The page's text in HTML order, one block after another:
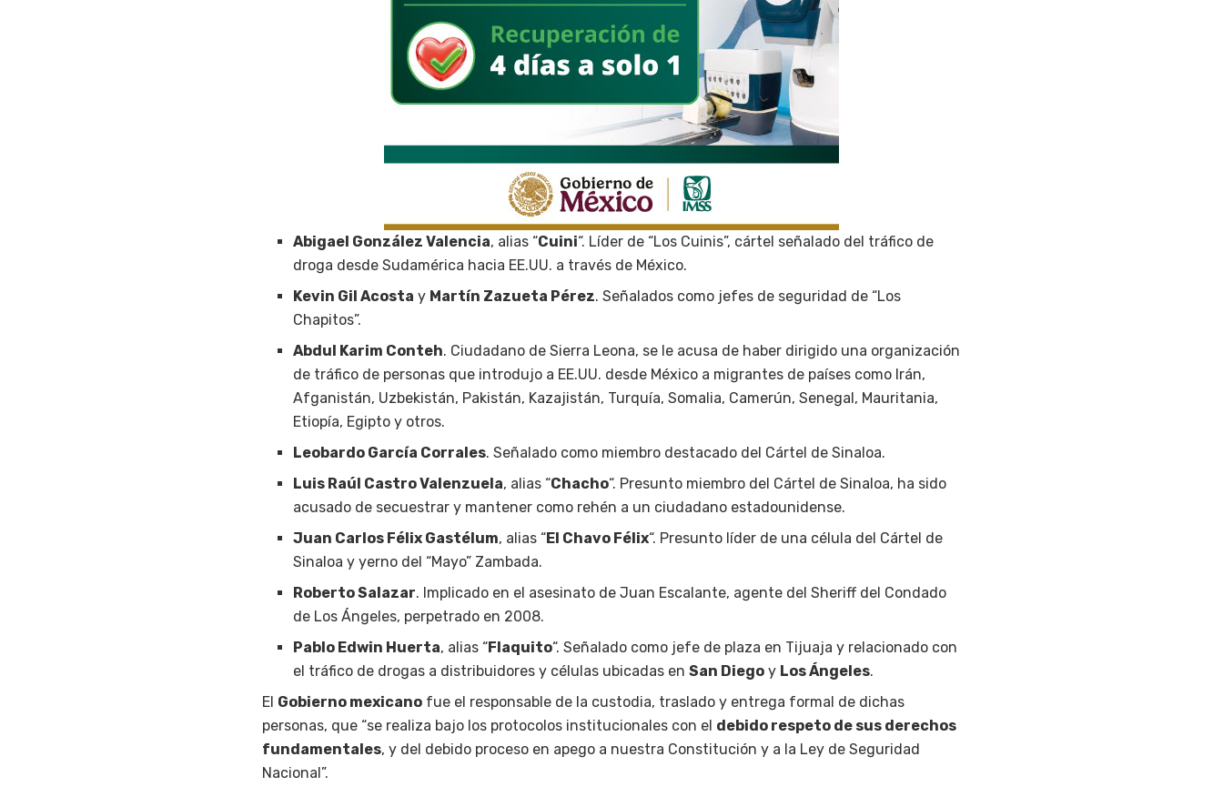
Abigael González Valencia, alias “Cuini“. Líder de “Los Cuinis”, cártel señalado del tráfico de
droga desde Sudamérica hacia EE.UU. a través de México.
Kevin Gil Acosta y Martín Zazueta Pérez. Señalados como jefes de seguridad de “Los
Chapitos”.
Abdul Karim Conteh. Ciudadano de Sierra Leona, se le acusa de haber dirigido una organización
de tráfico de personas que introdujo a EE.UU. desde México a migrantes de países como Irán,
Afganistán, Uzbekistán, Pakistán, Kazajistán, Turquía, Somalia, Camerún, Senegal, Mauritania,
Etiopía, Egipto y otros.
Leobardo García Corrales. Señalado como miembro destacado del Cártel de Sinaloa.
Luis Raúl Castro Valenzuela, alias “Chacho“. Presunto miembro del Cártel de Sinaloa, ha sido
acusado de secuestrar y mantener como rehén a un ciudadano estadounidense.
Juan Carlos Félix Gastélum, alias “El Chavo Félix“. Presunto líder de una célula del Cártel de
Sinaloa y yerno del “Mayo” Zambada.
Roberto Salazar. Implicado en el asesinato de Juan Escalante, agente del Sheriff del Condado
de Los Ángeles, perpetrado en 2008.
Pablo Edwin Huerta, alias “Flaquito“. Señalado como jefe de plaza en Tijuaja y relacionado con
el tráfico de drogas a distribuidores y células ubicadas enSan Diego y Los Ángeles.
El Gobierno mexicano fue el responsable de la custodia, traslado y entrega formal de dichas
personas, que “se realiza bajo los protocolos institucionales con el debido respeto de sus derechos
fundamentales, y del debido proceso en apego a nuestra Constitución y a la Ley de Seguridad
Nacional”.